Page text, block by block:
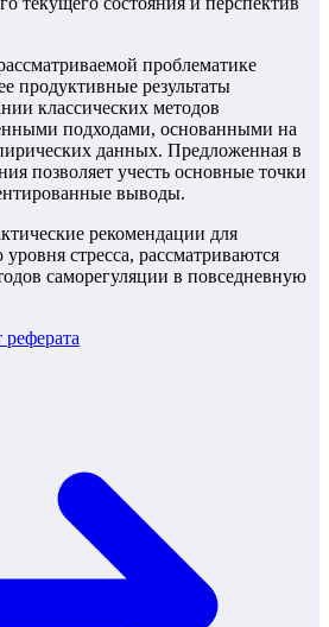
проблематике
продуктивные результаты
классических методов
подходами, основанными на
данных. Предложенная в
позволяет учесть основные точки
выводы.
рекомендации для
стресса, рассматриваются
саморегуляции в повседневную
реферата